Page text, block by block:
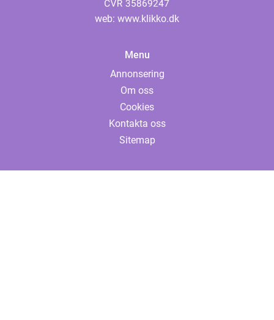
web: www.klikko.dk
Menu
Annonsering
Om oss
Cookies
Kontakta oss
Sitemap